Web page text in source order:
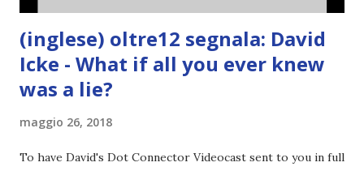
(inglese) oltre12 segnala: David
Icke - What if all you ever knew
was a lie?
maggio 26, 2018
To have David's Dot Connector Videocast sent to you in full